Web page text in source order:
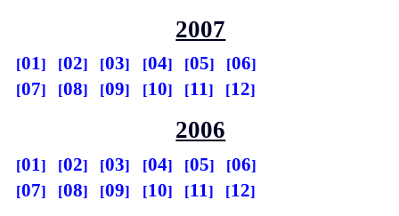
2007
01 02 03 04 05
06
07
08 09 10 11 12
2006
01 02 03 04 05
06
07
08 09 10 11 12